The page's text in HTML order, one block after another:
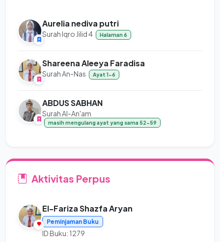
Aurelia nediva putri
Surah Iqro Jilid 4 Halaman 6
Shareena Aleeya Faradisa
Surah An-Nas Ayat 1-6
ABDUS SABHAN
Surah Al-An'am
masih mengulang ayat yang sama 52-59
Aktivitas Perpus
El-Fariza Shazfa Aryan
Peminjaman Buku
ID Buku: 1279